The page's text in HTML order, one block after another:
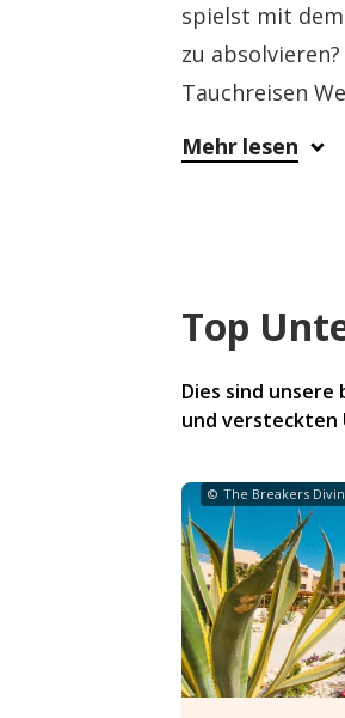
Mehr lesen
spielst mit
zu
Tauchreisen
Top
Dies sind
und versteckten
© The Breakers